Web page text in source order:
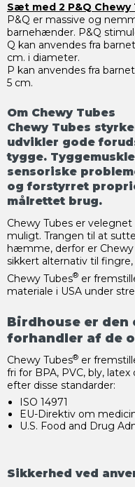
Sæt med 2 P&Q Chewy
P&Q er massive og
barnehænder. P&Q
Q kan anvendes fra
cm. i diameter.
P kan anvendes fra
5 cm.
Om Chewy Tubes
Chewy Tubes
udvikler gode
tygge.
sensoriske
og forstyrret
målrettet brug.
Chewy Tubes er
muligt. Trangen til at
hæmme, derfor er
sikkert alternativ til
Chewy Tubes® er
materiale i USA under
Birdhouse er
forhandler af de
Chewy Tubes® er
fri for BPA, PVC, bly,
efter disse standarder:
ISO 14971
EU-Direktiv om
U.S. Food and Drug
Sikkerhed ved